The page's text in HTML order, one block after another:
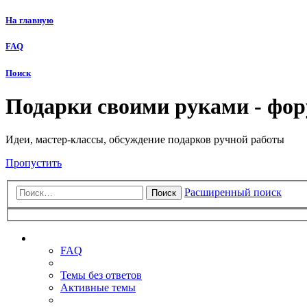
На главную
FAQ
Поиск
Подарки своими руками -
Идеи, мастер-классы, обсуждение подарков ручной работы
Пропустить
Поиск Расширенный поиск
FAQ
Темы без ответов
Активные темы